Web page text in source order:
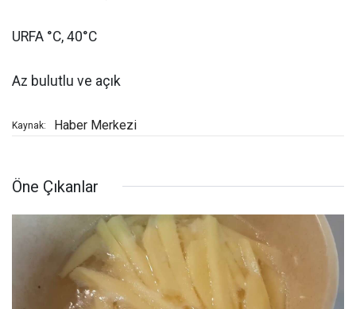
URFA °C, 40°C
Az bulutlu ve açık
Kaynak: Haber Merkezi
Öne Çıkanlar